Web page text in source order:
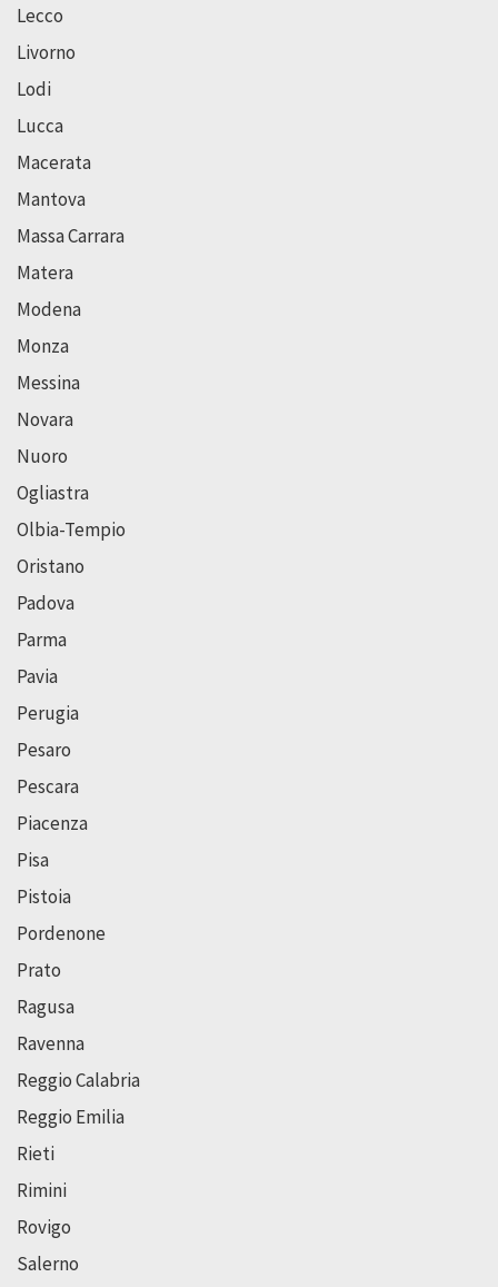
Lecco
Livorno
Lodi
Lucca
Macerata
Mantova
Massa Carrara
Matera
Modena
Monza
Messina
Novara
Nuoro
Ogliastra
Olbia-Tempio
Oristano
Padova
Parma
Pavia
Perugia
Pesaro
Pescara
Piacenza
Pisa
Pistoia
Pordenone
Prato
Ragusa
Ravenna
Reggio Calabria
Reggio Emilia
Rieti
Rimini
Rovigo
Salerno